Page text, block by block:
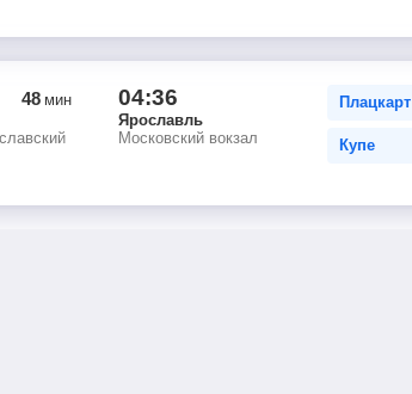
48мин
04:36
Ярославль
Московский вокзал
Плацкарт
Купе